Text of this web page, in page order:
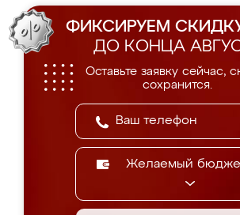
ФИКСИРУЕМ
ДО КОНЦА
Оставьте заявку сейчас,
сохранится.
Желаемый